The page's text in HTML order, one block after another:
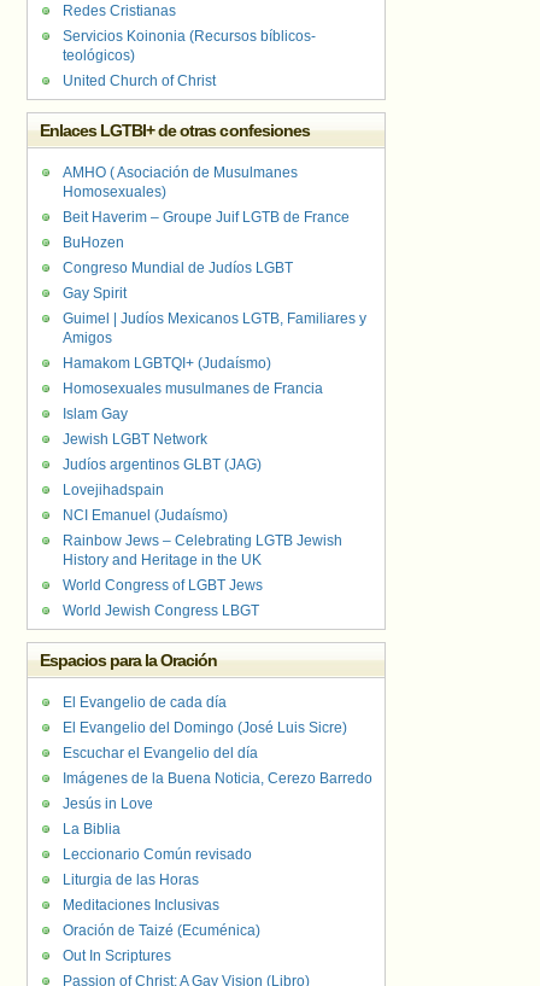
Redes Cristianas
Servicios Koinonia (Recursos bíblicos-
teológicos)
United Church of Christ
Enlaces LGTBI+ de otras confesiones
AMHO ( Asociación de Musulmanes
Homosexuales)
Beit Haverim – Groupe Juif LGTB de France
BuHozen
Congreso Mundial de Judíos LGBT
Gay Spirit
Guimel | Judíos Mexicanos LGTB, Familiares y
Amigos
Hamakom LGBTQI+ (Judaísmo)
Homosexuales musulmanes de Francia
Islam Gay
Jewish LGBT Network
Judíos argentinos GLBT (JAG)
Lovejihadspain
NCI Emanuel (Judaísmo)
Rainbow Jews – Celebrating LGTB Jewish
History and Heritage in the UK
World Congress of LGBT Jews
World Jewish Congress LBGT
Espacios para la Oración
El Evangelio de cada día
El Evangelio del Domingo (José Luis Sicre)
Escuchar el Evangelio del día
Imágenes de la Buena Noticia, Cerezo Barredo
Jesús in Love
La Biblia
Leccionario Común revisado
Liturgia de las Horas
Meditaciones Inclusivas
Oración de Taizé (Ecuménica)
Out In Scriptures
Passion of Christ: A Gay Vision (Libro)